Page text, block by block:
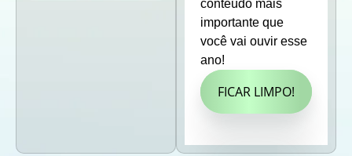
conteúdo mais
importante que
você vai ouvir esse
ano!
FICAR LIMPO!